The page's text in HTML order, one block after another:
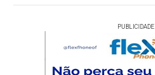
PUBLICIDADE